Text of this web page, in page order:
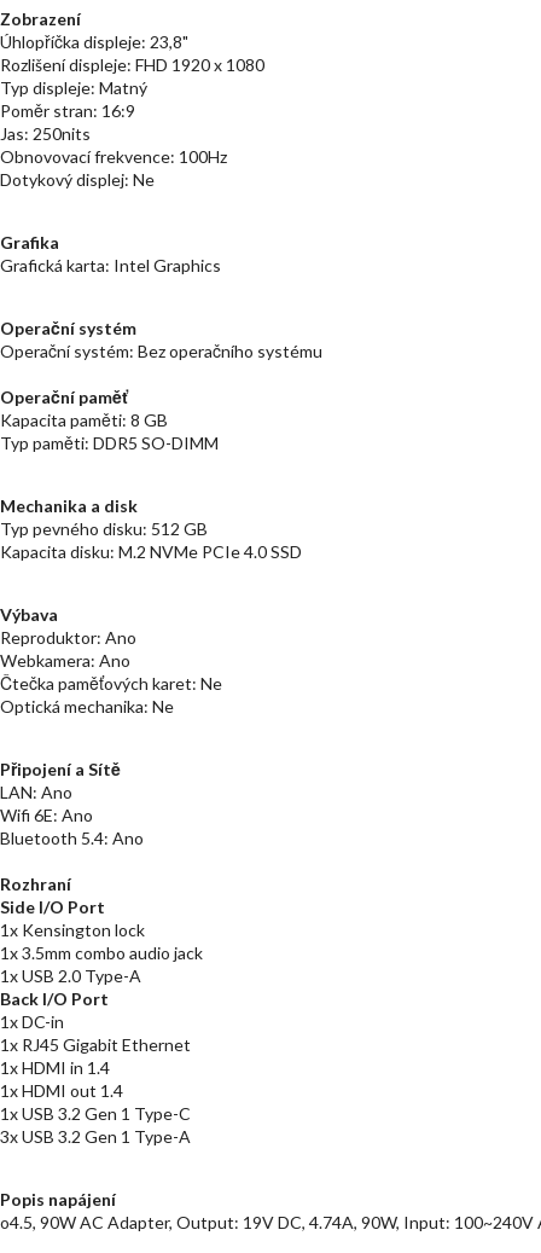
Zobrazení
Úhlopříčka displeje: 23,8"
Rozlišení displeje: FHD 1920 x 1080
Typ displeje: Matný
Poměr stran: 16:9
Jas: 250nits
Obnovovací frekvence: 100Hz
Dotykový displej: Ne
Grafika
Grafická karta: Intel Graphics
Operační systém
Operační systém: Bez operačního systému
Operační paměť
Kapacita paměti: 8 GB
Typ paměti: DDR5 SO-DIMM
Mechanika a disk
Typ pevného disku: 512 GB
Kapacita disku: M.2 NVMe PCIe 4.0 SSD
Výbava
Reproduktor: Ano
Webkamera: Ano
Čtečka paměťových karet: Ne
Optická mechanika: Ne
Připojení a Sítě
LAN: Ano
Wifi 6E: Ano
Bluetooth 5.4: Ano
Rozhraní
Side I/O Port
1x Kensington lock
1x 3.5mm combo audio jack
1x USB 2.0 Type-A
Back I/O Port
1x DC-in
1x RJ45 Gigabit Ethernet
1x HDMI in 1.4
1x HDMI out 1.4
1x USB 3.2 Gen 1 Type-C
3x USB 3.2 Gen 1 Type-A
Popis napájení
o4.5, 90W AC Adapter, Output: 19V DC, 4.74A, 90W, Input: 100~240V